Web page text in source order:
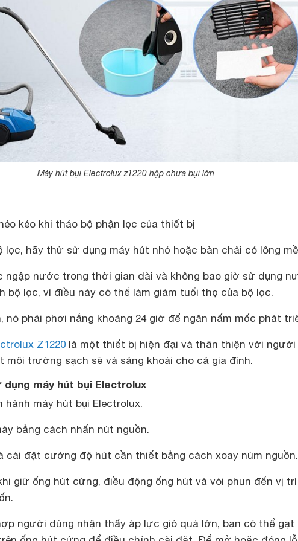
Máy hút bụi Electrolux z1220 hộp chưa bụi lớn
kéo khi tháo bộ phận lọc của thiết bị
lọc, hãy thử sử dụng máy hút nhỏ hoặc bàn chải có lông
ngập nước trong thời gian dài và không bao giờ sử dụng
bộ lọc, vì điều này có thể làm giảm tuổi thọ của bộ lọc.
nó phải phơi nắng khoảng 24 giờ để ngăn nấm mốc phát
Z1220 là một thiết bị hiện đại và thân thiện với người
môi trường sạch sẽ và sảng khoái cho cả gia đình.
máy hút bụi Electrolux
hành máy hút bụi Electrolux.
bằng cách nhấn nút nguồn.
cài đặt cường độ hút cần thiết bằng cách xoay núm nguồn.
giữ ống hút cứng, điều động ống hút và vòi phun đến vị
người dùng nhận thấy áp lực gió quá lớn, bạn có thể gạt